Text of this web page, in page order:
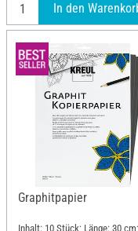
In den
Graphitpapier
Inhalt: 10 Stück; Länge: 30 cm;